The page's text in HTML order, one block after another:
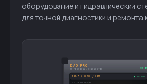
оборудование и гидравлический
для точной диагностики и ремонта
DIAG PRO
PROFESSIONAL DIAGNOSTIC PWR
DSG-7 / DQ200 / 0AM ● LIVE 16ms
SYSTEM PARAMETERS